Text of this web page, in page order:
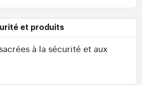
et produits
à la sécurité et aux